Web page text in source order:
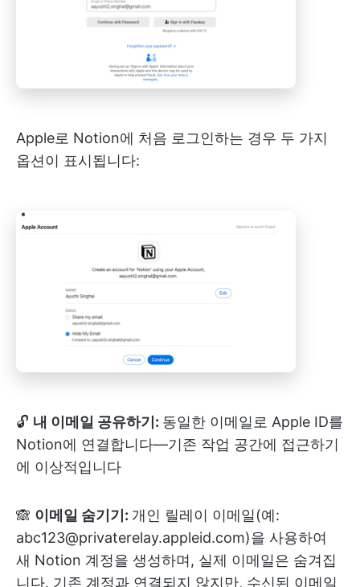
Apple로 Notion에 처음 로그인하는 경우 두 가지
옵션이 표시됩니다:
🔓 내 이메일 공유하기: 동일한 이메일로 Apple ID를
Notion에 연결합니다—기존 작업 공간에 접근하기
에 이상적입니다
🙈 이메일 숨기기: 개인 릴레이 이메일(예:
abc123@privaterelay.appleid.com)을 사용하여
새 Notion 계정을 생성하며, 실제 이메일은 숨겨집
니다. 기존 계정과 연결되지 않지만, 수신된 이메일